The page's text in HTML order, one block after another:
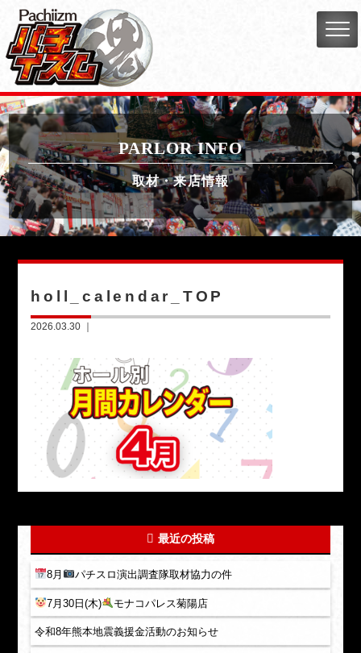
PARLOR INFO
取材・来店情報
holl_calendar_TOP
2026.03.30 ｜
最近の投稿
8月 パチスロ演出調査隊取材協力の件
7月30日(木) モナコパレス菊陽店
令和8年熊本地震義援金活動のお知らせ